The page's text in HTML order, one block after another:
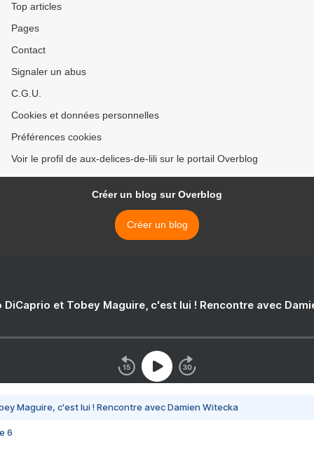
Top articles
Pages
Contact
Signaler un abus
C.G.U.
Cookies et données personnelles
Préférences cookies
Voir le profil de aux-delices-de-lili sur le portail Overblog
Créer un blog sur Overblog
Créer un blog
DiCaprio et Tobey Maguire, c'est lui ! Rencontre avec
Maguire, c'est lui ! Rencontre avec Damien Witecka
6